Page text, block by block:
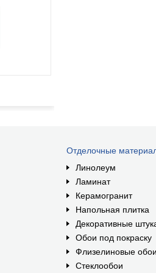
Отделочные
Линолеум
Ламинат
Керамогранит
Напольная плитка
Декоративные
Обои под покраску
Флизелиновые обои
Стеклообои